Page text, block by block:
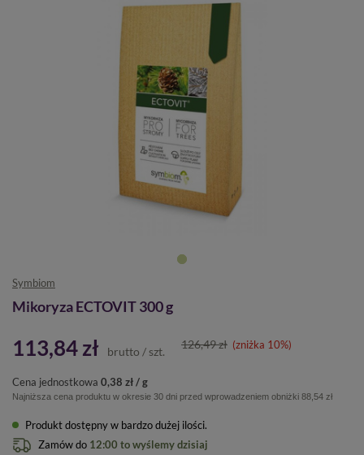
Symbiom
Mikoryza ECTOVIT 300 g
113,84 zł brutto / szt.
126,49 zł (zniżka 10%)
Cena jednostkowa 0,38 zł / g
Najniższa cena produktu w okresie 30 dni przed wprowadzeniem obniżki 88,54 zł
Produkt dostępny w bardzo dużej ilości
Zamów do 12:00 to wyślemy dzisiaj